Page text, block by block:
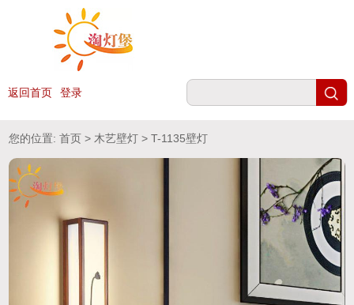
返回首页 登录
您的位置:首页 > 木艺壁灯 > T-1135壁灯